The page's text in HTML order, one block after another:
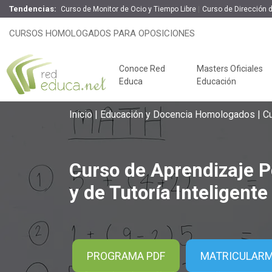
Tendencias: Curso de Monitor de Ocio y Tiempo Libre Curso de Dirección
CURSOS HOMOLOGADOS PARA OPOSICIONES
Conoce Red
Educa
Masters Oficiales
Educación
Claves del éxito
Oposiciones de
Curso de Aprendizaje
Inicio Educación y Docencia Homologados
Curso de Aprendizaje
y de Tutoría Inteligente
PROGRAMA PDF